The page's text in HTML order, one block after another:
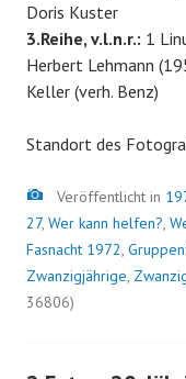
Doris Kuster
3.Reihe, v.l.n.r.: 1
Herbert Lehmann
Keller (verh. Benz)
Standort des
Bild
Veröffentlicht in
27, Wer kann helfen?,
Fasnacht 1972,
Zwanzigjährige,
36806)